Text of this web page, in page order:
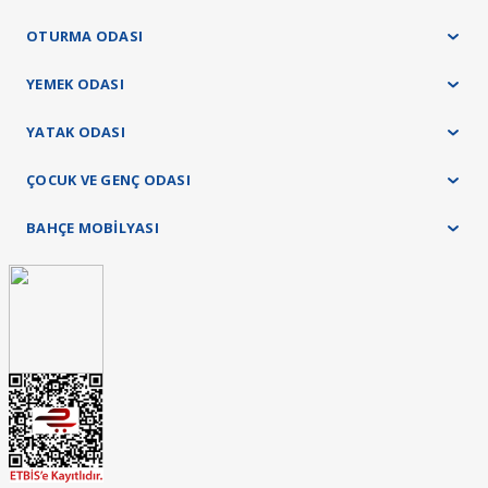
OTURMA ODASI
YEMEK ODASI
YATAK ODASI
ÇOCUK VE GENÇ ODASI
BAHÇE MOBİLYASI